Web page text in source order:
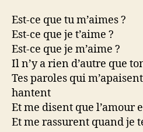
Est-ce que tu m’aimes ?
Est-ce que je t’aime ?
Est-ce que je m’aime ?
Il n’y a rien d’autre que
Tes paroles qui
hantent
Et me disent que l’amour
Et me rassurent quand je